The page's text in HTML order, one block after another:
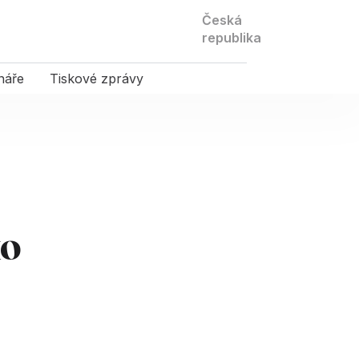
Česká
republika
Tiskové zprávy